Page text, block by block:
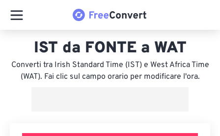
IST da FONTE a WAT
Converti tra Irish Standard Time (IST) e West Africa Time
(WAT). Fai clic sul campo orario per modificare l'ora.